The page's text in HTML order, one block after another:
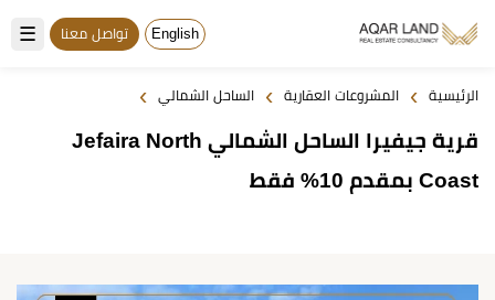
☰ English تواصل معنا
الرئيسية › المشروعات العقارية › الساحل الشمالي ›
قرية جيفيرا الساحل الشمالي Jefaira North
Coast بمقدم 10% فقط